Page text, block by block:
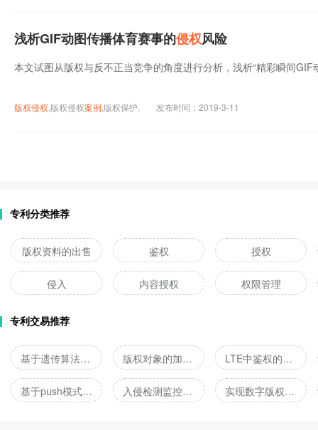
浅析GIF动图传播体育赛事的侵权风险
本文试图从版权与反不正当竞争的角度进行分析，浅析“精彩瞬间GIF
版权侵权 ,版权侵权案例 ,版权保护, 发布时间：2019-3-11
专利分类推荐
版权资料的出售 鉴权 授权
侵入 内容授权 权限管理
专利交易推荐
基于遗传算法和带权匹配算法的测试案例自动生成方法 版权对象的加密保护方法和系统 LTE中鉴权的方法
基于push模式的数字版权管理系统及其发送方法 入侵检测监控系统 实现数字版权保护的方法、信息中心、服务器和系统